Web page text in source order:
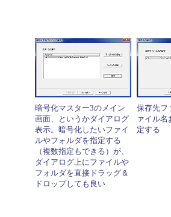
暗号化マスター3のメイン
画面、というかダイアログ
表示。暗号化したいファイ
ルやフォルダを指定する
（複数指定もできる）が、
ダイアログ上にファイルや
フォルダを直接ドラッグ＆
ドロップしても良い
保存先フ
ァイル
定する